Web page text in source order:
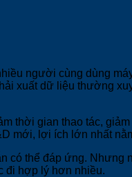
người cùng dùng
xuất dữ liệu thường
thời gian thao tác,
mới, lợi ích lớn nhất
thể đáp ứng. Nhưng
đi hợp lý hơn nhiều.